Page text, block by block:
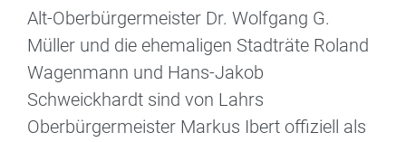
Alt-Oberbürgermeister Dr. Wolfgang G.
Müller und die ehemaligen Stadträte Roland
Wagenmann und Hans-Jakob
Schweickhardt sind von Lahrs
Oberbürgermeister Markus Ibert offiziell als